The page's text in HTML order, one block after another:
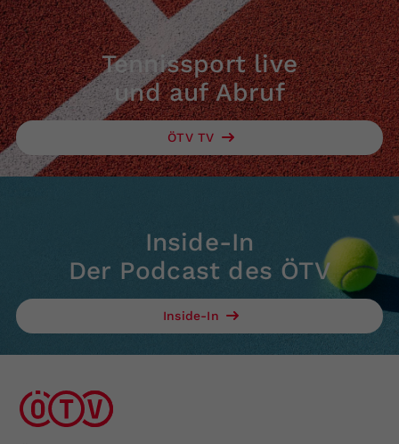
Tennissport live
und auf Abruf
ÖTV TV
Inside-In
Der Podcast des ÖTV
Inside-In